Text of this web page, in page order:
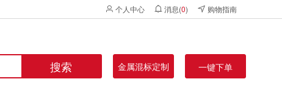
个人中心 消息(0) 购物指南
搜索 金属混标定制 一键下单